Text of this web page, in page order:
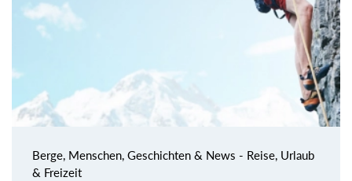
Berge, Menschen, Geschichten & News - Reise, Urlaub
& Freizeit